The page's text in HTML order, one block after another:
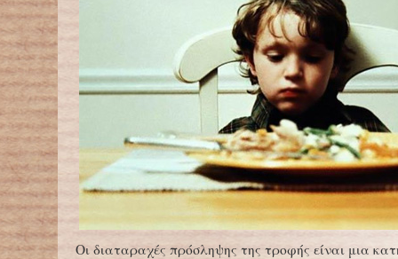
Οι διαταραχές πρόσληψης της τροφής είναι μια